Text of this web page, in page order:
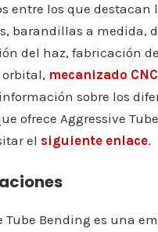
entre los que destacan
barandillas a medida,
del haz, fabricación
mecanizado CNC
sobre los
ofrece Aggressive
el siguiente enlace.
Tube Bending es una